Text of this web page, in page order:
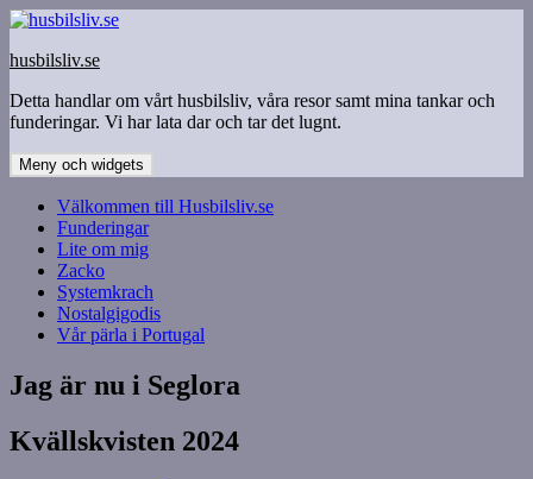
Hoppa
innehåll
husbilsliv.se
Detta handlar om vårt husbilsliv, våra resor samt mina tankar och
funderingar. Vi har lata dar och tar det lugnt.
Meny och widgets
Välkommen till Husbilsliv.se
Funderingar
Lite om mig
Zacko
Systemkrach
Nostalgigodis
Vår pärla i Portugal
Jag är nu i Seglora
Kvällskvisten 2024